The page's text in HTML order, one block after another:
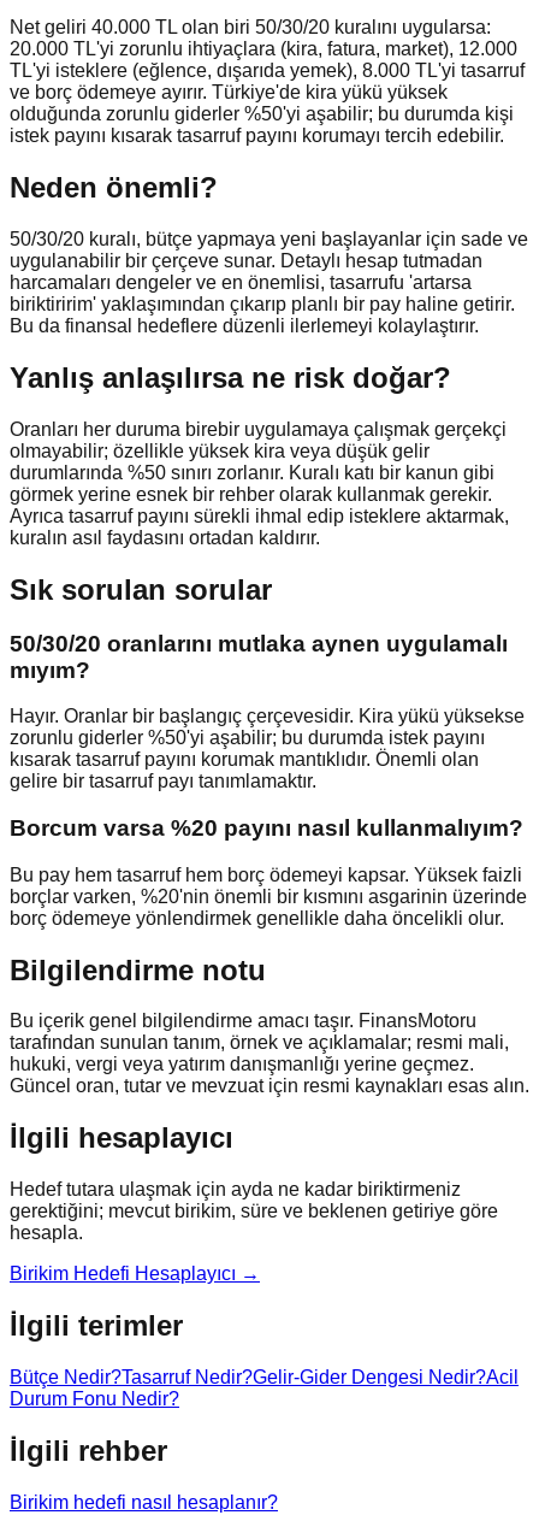
Net geliri 40.000 TL olan biri 50/30/20 kuralını uygularsa:
20.000 TL'yi zorunlu ihtiyaçlara (kira, fatura, market), 12.000
TL'yi isteklere (eğlence, dışarıda yemek), 8.000 TL'yi tasarruf
ve borç ödemeye ayırır. Türkiye'de kira yükü yüksek
olduğunda zorunlu giderler %50'yi aşabilir; bu durumda kişi
istek payını kısarak tasarruf payını korumayı tercih edebilir.
Neden önemli?
50/30/20 kuralı, bütçe yapmaya yeni başlayanlar için sade ve
uygulanabilir bir çerçeve sunar. Detaylı hesap tutmadan
harcamaları dengeler ve en önemlisi, tasarrufu 'artarsa
biriktiririm' yaklaşımından çıkarıp planlı bir pay haline getirir.
Bu da finansal hedeflere düzenli ilerlemeyi kolaylaştırır.
Yanlış anlaşılırsa ne risk doğar?
Oranları her duruma birebir uygulamaya çalışmak gerçekçi
olmayabilir; özellikle yüksek kira veya düşük gelir
durumlarında %50 sınırı zorlanır. Kuralı katı bir kanun gibi
görmek yerine esnek bir rehber olarak kullanmak gerekir.
Ayrıca tasarruf payını sürekli ihmal edip isteklere aktarmak,
kuralın asıl faydasını ortadan kaldırır.
Sık sorulan sorular
50/30/20 oranlarını mutlaka aynen uygulamalı
mıyım?
Hayır. Oranlar bir başlangıç çerçevesidir. Kira yükü yüksekse
zorunlu giderler %50'yi aşabilir; bu durumda istek payını
kısarak tasarruf payını korumak mantıklıdır. Önemli olan
gelire bir tasarruf payı tanımlamaktır.
Borcum varsa %20 payını nasıl kullanmalıyım?
Bu pay hem tasarruf hem borç ödemeyi kapsar. Yüksek faizli
borçlar varken, %20'nin önemli bir kısmını asgarinin üzerinde
borç ödemeye yönlendirmek genellikle daha öncelikli olur.
Bilgilendirme notu
Bu içerik genel bilgilendirme amacı taşır. FinansMotoru
tarafından sunulan tanım, örnek ve açıklamalar; resmi mali,
hukuki, vergi veya yatırım danışmanlığı yerine geçmez.
Güncel oran, tutar ve mevzuat için resmi kaynakları esas alın.
İlgili hesaplayıcı
Hedef tutara ulaşmak için ayda ne kadar biriktirmeniz
gerektiğini; mevcut birikim, süre ve beklenen getiriye göre
hesapla.
Birikim Hedefi Hesaplayıcı →
İlgili terimler
Bütçe Nedir?Tasarruf Nedir?Gelir-Gider Dengesi Nedir?Acil
Durum Fonu Nedir?
İlgili rehber
Birikim hedefi nasıl hesaplanır?